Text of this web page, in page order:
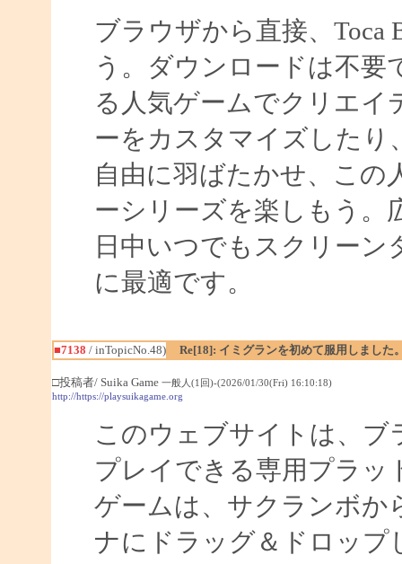
ブラウザから直接、Toca
う。ダウンロードは不要
る人気ゲームでクリエイ
ーをカスタマイズしたり
自由に羽ばたかせ、この
ーシリーズを楽しもう。
日中いつでもスクリー
に最適です。
■7138 / inTopicNo.48) Re[18]: イミグランを初めて服用しました
□投稿者/ Suika Game 一般人(1回)-(2026/01/30(Fri) 16:10:18)
http://https://playsuikagame.org
このウェブサイトは、ブ
プレイできる専用プラッ
ゲームは、サクランボか
ナにドラッグ＆ドロップ